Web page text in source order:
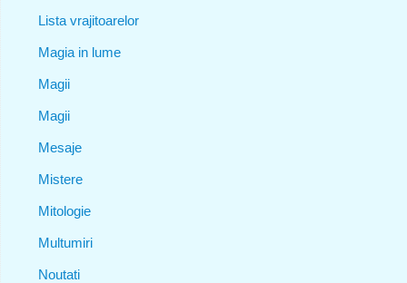
Lista vrajitoarelor
Magia in lume
Magii
Magii
Mesaje
Mistere
Mitologie
Multumiri
Noutati